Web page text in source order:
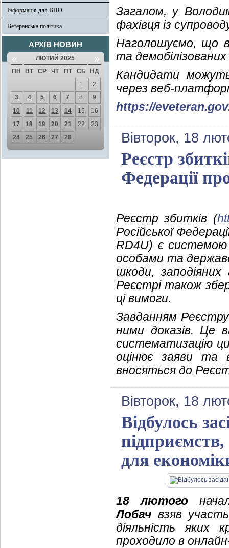
Інформація для ВПО
Ветеранська політика
АРХІВ НОВИН
« ЛЮТИЙ 2025 »
ПН ВТ СР ЧТ ПТ СБ
НД
1
2
3
4 5 6 7 8
9
10
11 12 13 14 15
16
17
18 19 20 21 22
23
24
25 26 27 28
Загалом, у
фахівця із
Наголошуємо, що
та
Кандидати
через веб-
https://
Вівторок, 18
Реєстр
Федерації
Реєстр збитків (
Російської
RD4U) є системою
особами та
шкоди, заподіяних
Реєстрі також
ці вимоги.
Завданням
ними доказів. Це
систематизацію
оцінює заяви та
вносяться до
Вівторок, 18
Відбулось
для
18 лютого
Лобач взяв
діяльність яких
проходило в